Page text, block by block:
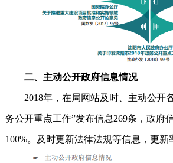
二、主动公开政府信息情况
2018年，在局网站及时、主动公开各
务公开重点工作”发布信息269条，政府
100%。及时更新法律法规等信息，更新